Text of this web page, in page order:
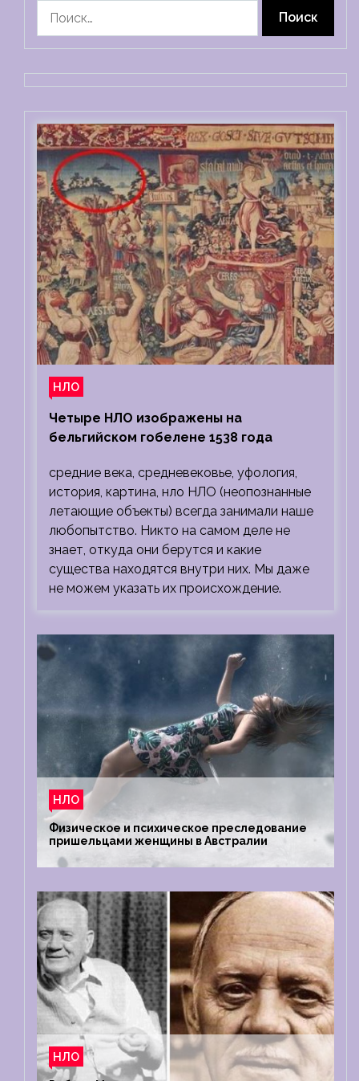
НЛО
Четыре НЛО изображены на
бельгийском гобелене 1538 года
средние века, средневековье, уфология,
история, картина, нло НЛО (неопознанные
летающие объекты) всегда занимали наше
любопытство. Никто на самом деле не
знает, откуда они берутся и какие
существа находятся внутри них. Мы даже
не можем указать их происхождение.
НЛО
Физическое и психическое преследование
пришельцами женщины в Австралии
НЛО